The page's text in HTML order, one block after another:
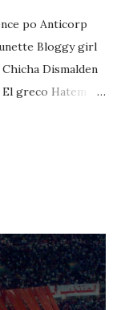
po Anticorp
Bloggy girl
Dismalden
greco Hatem
Massir mots a